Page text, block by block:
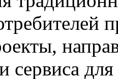
сервиса